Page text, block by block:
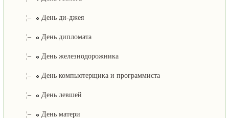
¦– День ди-джея
¦– День дипломата
¦– День железнодорожника
¦– День компьютерщика и программиста
¦– День левшей
¦– День матери